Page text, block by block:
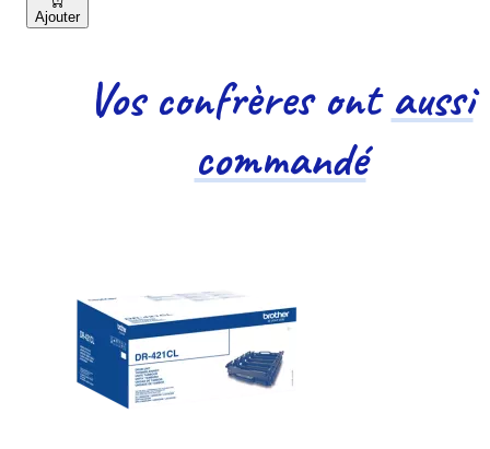
Ajouter
Vos confrères ont aussi
commandé